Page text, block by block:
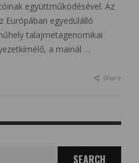
együttműködésével. Az
Európában egyedülálló
talajmetagenomikai
a mainál …
Share